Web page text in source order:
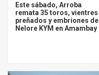
Este sábado, Arroba
remata 35 toros, vientres
preñados y embriones de
Nelore KYM en Amambay